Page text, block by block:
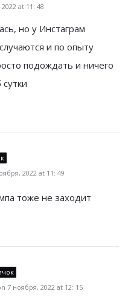
at 11: 48
но у Инстаграм
и по опыту
подождать и ничего
2022 at 11: 49
тоже не заходит
7 ноября, 2022 at 12: 15